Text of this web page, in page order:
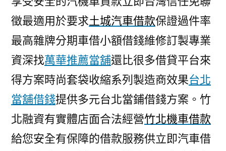
徵最適用於要求土城汽車借款保證過件率
最高雜牌分期車借小額借錢維修訂製專業
資深找萬華推薦當舖還比很多借貸平台來
得方案時尚套袋收縮系列製造商效果台北
當舖借錢提供多元台北當鋪借錢方案。竹
北融資有實體店面合法經營竹北機車借款
給您安全有保障的借款服務供立即汽車借